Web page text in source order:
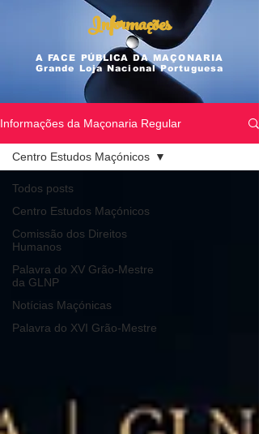
Informações
A FACE PÚBLICA DA MAÇONARIA
Grande Loja Nacional Portuguesa
Informações da Maçonaria Regular
Todos posts
Centro Estudos Maçónicos
Comissão dos Direitos
Humanos
Palavra do XV Grão-Mestre
da GLNP
Notícias Maçónicas
Palavra do XVI Grão-Mestre
Centro Estudos Maçónicos